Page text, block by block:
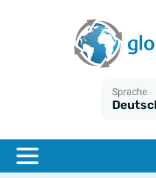
Sprache
ESTER
Was ist die VPI-Inflation?
Was ist die HVPI-Inflation?
Deutsche inflation
Historische Euribor-Sätze
Historische ESTER-Sätze
Historische SOFR-Sätze
Inflationsrechner